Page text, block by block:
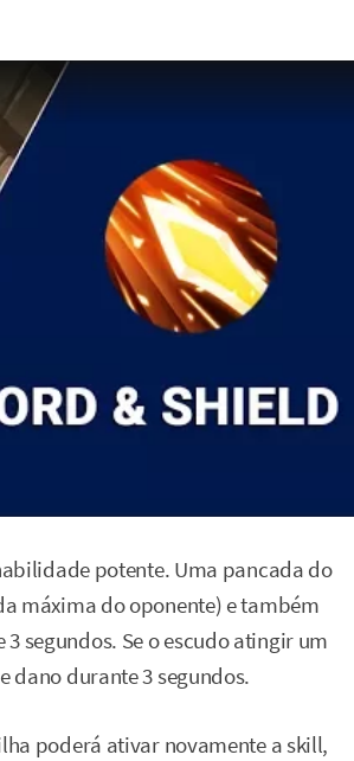
potente. Uma pancada do
máxima do oponente) e também
segundos. Se o escudo atingir um
dano durante 3 segundos.
poderá ativar novamente a skill,